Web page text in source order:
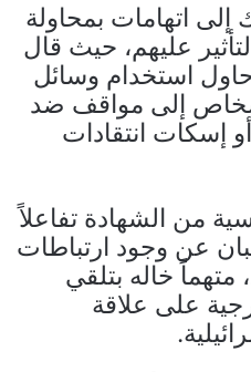
اتهامات بمحاولة
عليهم، حيث قال
استخدام وسائل
إلى مواقف ضد
إسكات انتقادات
من الشهادة تفاعلاً
عن وجود ارتباطات
متهماً خاله بتلقي
على علاقة